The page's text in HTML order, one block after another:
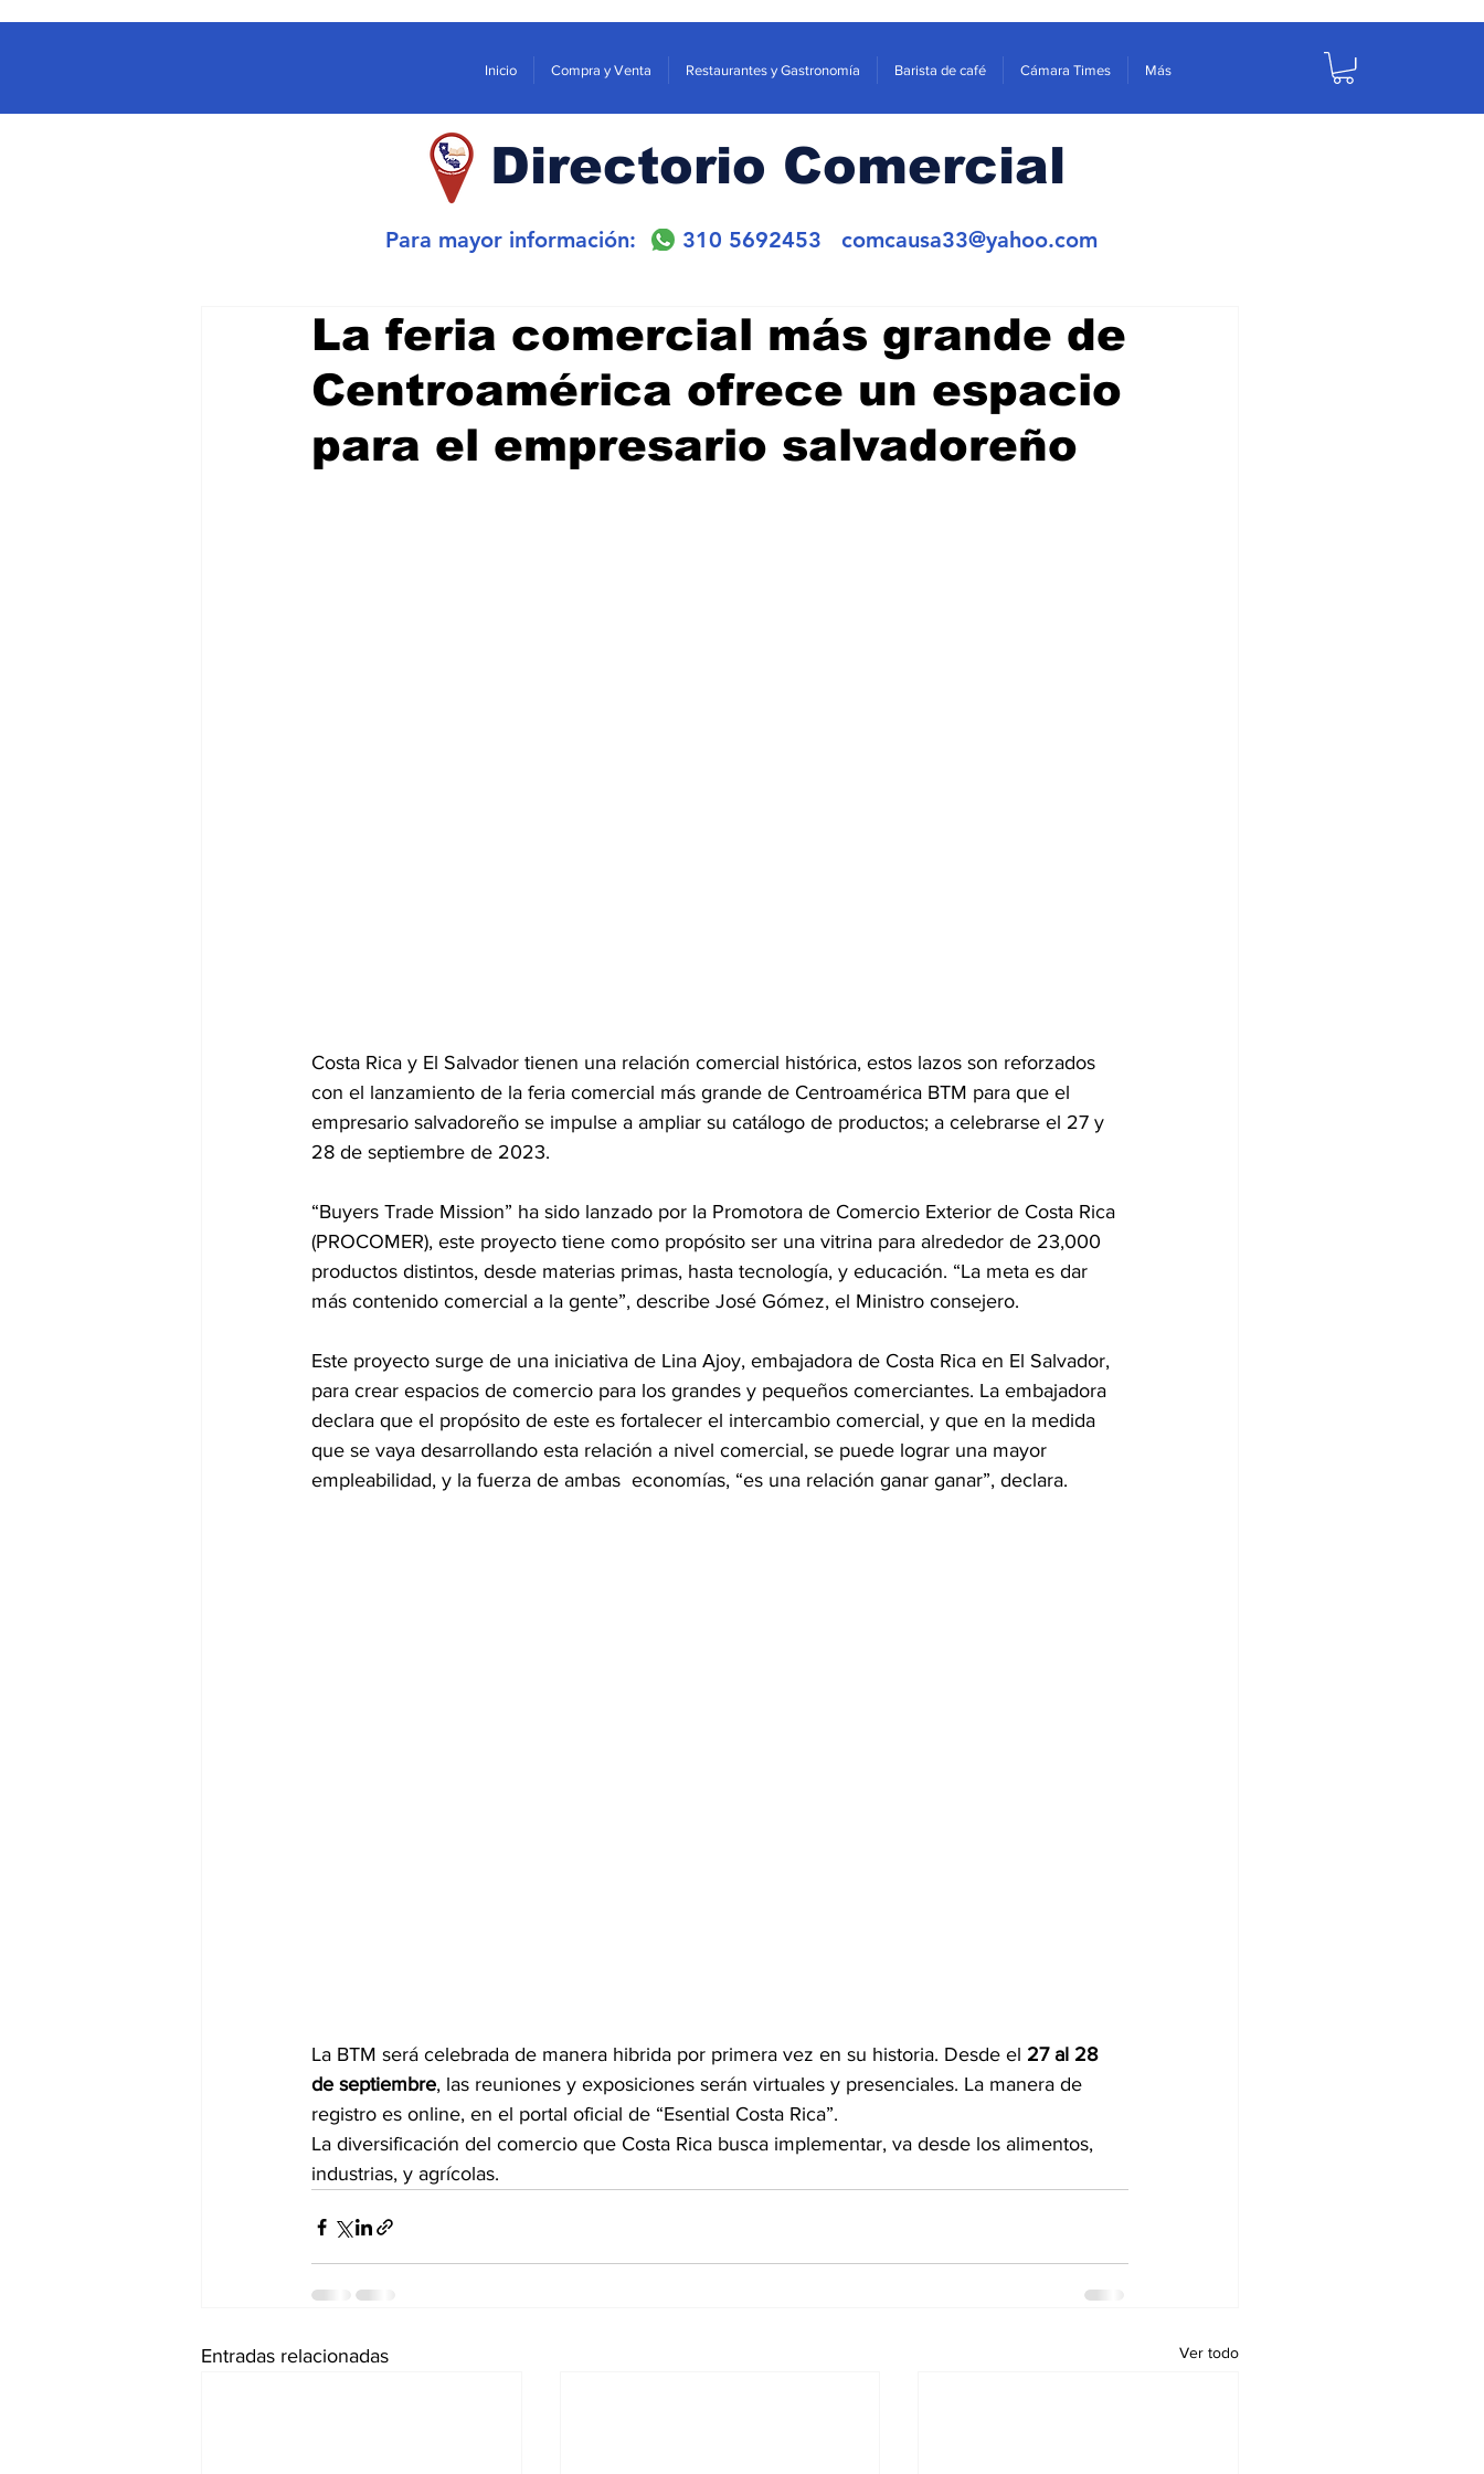
Inicio Compra y Venta Restaurantes y Gastronomía Barista de café Cámara Times Más
Directorio Comercial
Para mayor información: 310 5692453 comcausa33@yahoo.com
La feria comercial más grande de
Centroamérica ofrece un espacio
para el empresario salvadoreño
Costa Rica y El Salvador tienen una relación comercial histórica, estos lazos son reforzados
con el lanzamiento de la feria comercial más grande de Centroamérica BTM para que el
empresario salvadoreño se impulse a ampliar su catálogo de productos; a celebrarse el 27 y
28 de septiembre de 2023.
“Buyers Trade Mission” ha sido lanzado por la Promotora de Comercio Exterior de Costa Rica
(PROCOMER), este proyecto tiene como propósito ser una vitrina para alrededor de 23,000
productos distintos, desde materias primas, hasta tecnología, y educación. “La meta es dar
más contenido comercial a la gente”, describe José Gómez, el Ministro consejero.
Este proyecto surge de una iniciativa de Lina Ajoy, embajadora de Costa Rica en El Salvador,
para crear espacios de comercio para los grandes y pequeños comerciantes. La embajadora
declara que el propósito de este es fortalecer el intercambio comercial, y que en la medida
que se vaya desarrollando esta relación a nivel comercial, se puede lograr una mayor
empleabilidad, y la fuerza de ambas  economías, “es una relación ganar ganar”, declara.
La BTM será celebrada de manera hibrida por primera vez en su historia. Desde el 27 al 28
de septiembre, las reuniones y exposiciones serán virtuales y presenciales. La manera de
registro es online, en el portal oficial de “Esential Costa Rica”.
La diversificación del comercio que Costa Rica busca implementar, va desde los alimentos,
industrias, y agrícolas.
Entradas relacionadas Ver todo